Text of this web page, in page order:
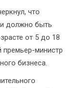
что
должно быть
от 5 до 18
премьер-министр
бизнеса.